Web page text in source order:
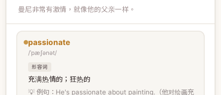
曼尼非常有激情，就像他的父亲一样。
passionate
/ˈpæʃənət/
形容词
充满热情的；狂热的
💡 例句：He's passionate about painting.（他对绘画充